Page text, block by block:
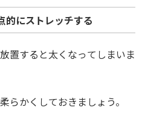
的にストレッチする
置すると太くなってしまいま
らかくしておきましょう。